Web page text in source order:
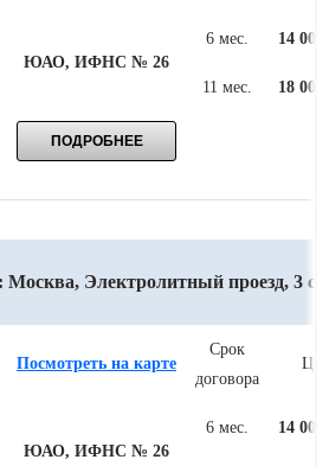
ЮАО, ИФНС № 26
6 мес. 14
11 мес. 18
Электролитный проезд, 3
Посмотреть на карте
Срок
договора
ЮАО, ИФНС № 26
6 мес. 14